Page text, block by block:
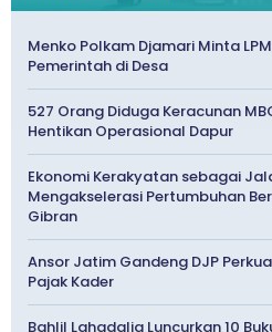
Menko Polkam Djamari Minta
Pemerintah di Desa
527 Orang Diduga Keracunan
Hentikan Operasional Dapur
Ekonomi Kerakyatan sebagai
Mengakselerasi Pertumbuhan
Gibran
Ansor Jatim Gandeng DJP
Pajak Kader
Bahlil Lahadalia Luncurkan 10